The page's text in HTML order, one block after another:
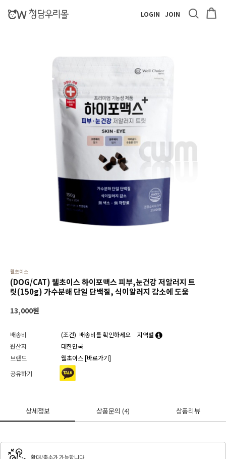
LOGIN JOIN
웰초이스
(DOG/CAT) 웰초이스 하이포맥스 피부,눈건강 저알러지 트
릿(150g) 가수분해 단일 단백질, 식이알러지 감소에 도움
13,000원
배송비 (조건) 배송비를 확인하세요
지역별
원산지
대한민국
브랜드
웰초이스 [바로가기]
공유하기
상세정보 상품문의 (4) 상품리뷰
확대/축소가 가능합니다